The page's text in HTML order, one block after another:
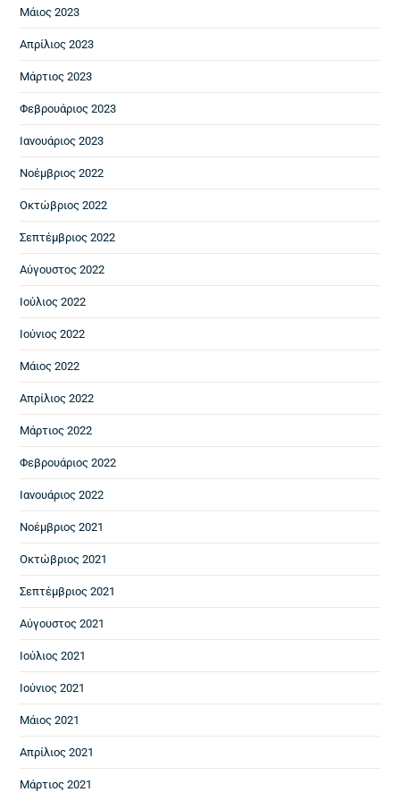
Μάιος 2023
Απρίλιος 2023
Μάρτιος 2023
Φεβρουάριος 2023
Ιανουάριος 2023
Νοέμβριος 2022
Οκτώβριος 2022
Σεπτέμβριος 2022
Αύγουστος 2022
Ιούλιος 2022
Ιούνιος 2022
Μάιος 2022
Απρίλιος 2022
Μάρτιος 2022
Φεβρουάριος 2022
Ιανουάριος 2022
Νοέμβριος 2021
Οκτώβριος 2021
Σεπτέμβριος 2021
Αύγουστος 2021
Ιούλιος 2021
Ιούνιος 2021
Μάιος 2021
Απρίλιος 2021
Μάρτιος 2021